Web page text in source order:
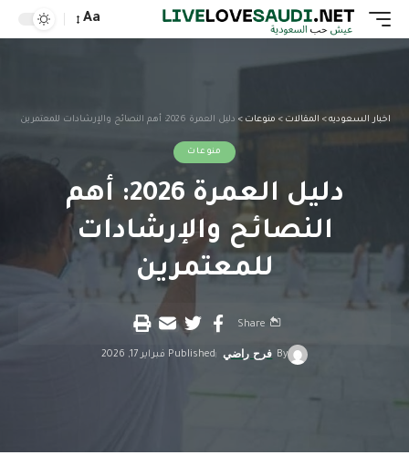
Aa
اخبار السعوديه> المقالات > منوعات > دليل العمرة 2026: أهم النصائح والإرشادات للمعتمرين
منوعات
دليل العمرة 2026: أهم
النصائح والإرشادات
للمعتمرين
By فرح راضي Published فبراير 17, 2026
Share